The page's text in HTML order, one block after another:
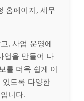
홈페이지, 세무
, 사업 운영에
업을 만들어 나
를 더욱 쉽게 이
있도록 다양한
니다.